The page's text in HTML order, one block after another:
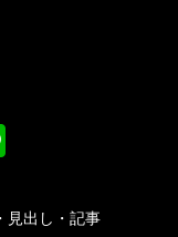
見出し・記事